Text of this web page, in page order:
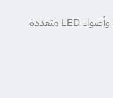
يمكن دمج تقنيات حديثة مثل نظام تدفئة المياه وأضواء LED متعددة